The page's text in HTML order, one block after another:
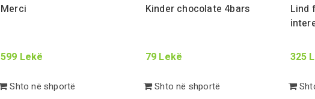
Merci
599 Lekë
Shto në shportë
Kinder chocolate 4bars
79 Lekë
Shto në shportë
Lind
325